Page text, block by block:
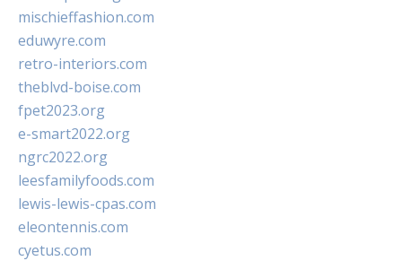
mischieffashion.com
eduwyre.com
retro-interiors.com
theblvd-boise.com
fpet2023.org
e-smart2022.org
ngrc2022.org
leesfamilyfoods.com
lewis-lewis-cpas.com
eleontennis.com
cyetus.com